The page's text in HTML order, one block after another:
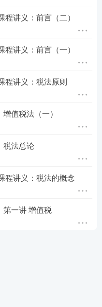
讲义：前言（二）
讲义：前言（一）
程讲义：税法原则
值税法（一）
税法总论
程讲义：税法的概念
第一讲 增值税